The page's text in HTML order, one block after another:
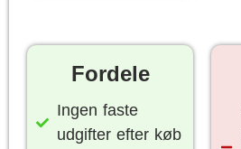
Fordele
Ingen faste
udgifter efter køb